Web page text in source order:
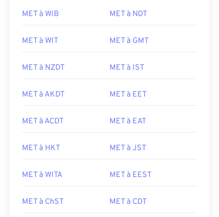
MET à WIB MET à NDT
MET à WIT MET à GMT
MET à NZDT MET à IST
MET à AKDT MET à EET
MET à ACDT MET à EAT
MET à HKT MET à JST
MET à WITA MET à EEST
MET à ChST MET à CDT